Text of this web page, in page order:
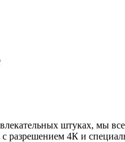
штуках, мы
разрешением 4К и